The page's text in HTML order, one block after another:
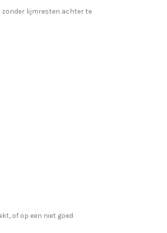
zonder lijmresten achter te
of op een niet goed